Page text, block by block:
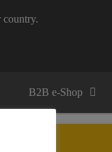
country.
B2B e-Shop